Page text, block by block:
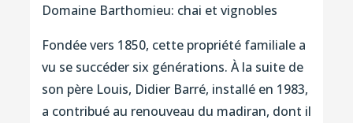
Domaine Barthomieu: chai et vignobles
Fondée vers 1850, cette propriété familiale a
vu se succéder six générations. À la suite de
son père Louis, Didier Barré, installé en 1983,
a contribué au renouveau du madiran, dont il